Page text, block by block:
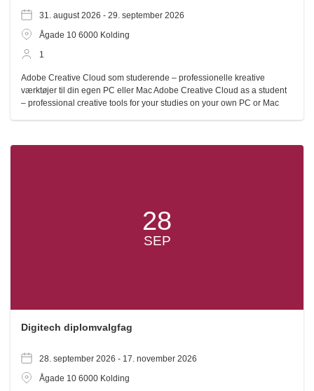
31. august 2026 - 29. september 2026
Ågade 10 6000 Kolding
1
Adobe Creative Cloud som studerende – professionelle kreative
værktøjer til din egen PC eller Mac Adobe Creative Cloud as a student
– professional creative tools for your studies on your own PC or Mac
28
SEP
Digitech diplomvalgfag
28. september 2026 - 17. november 2026
Ågade 10 6000 Kolding